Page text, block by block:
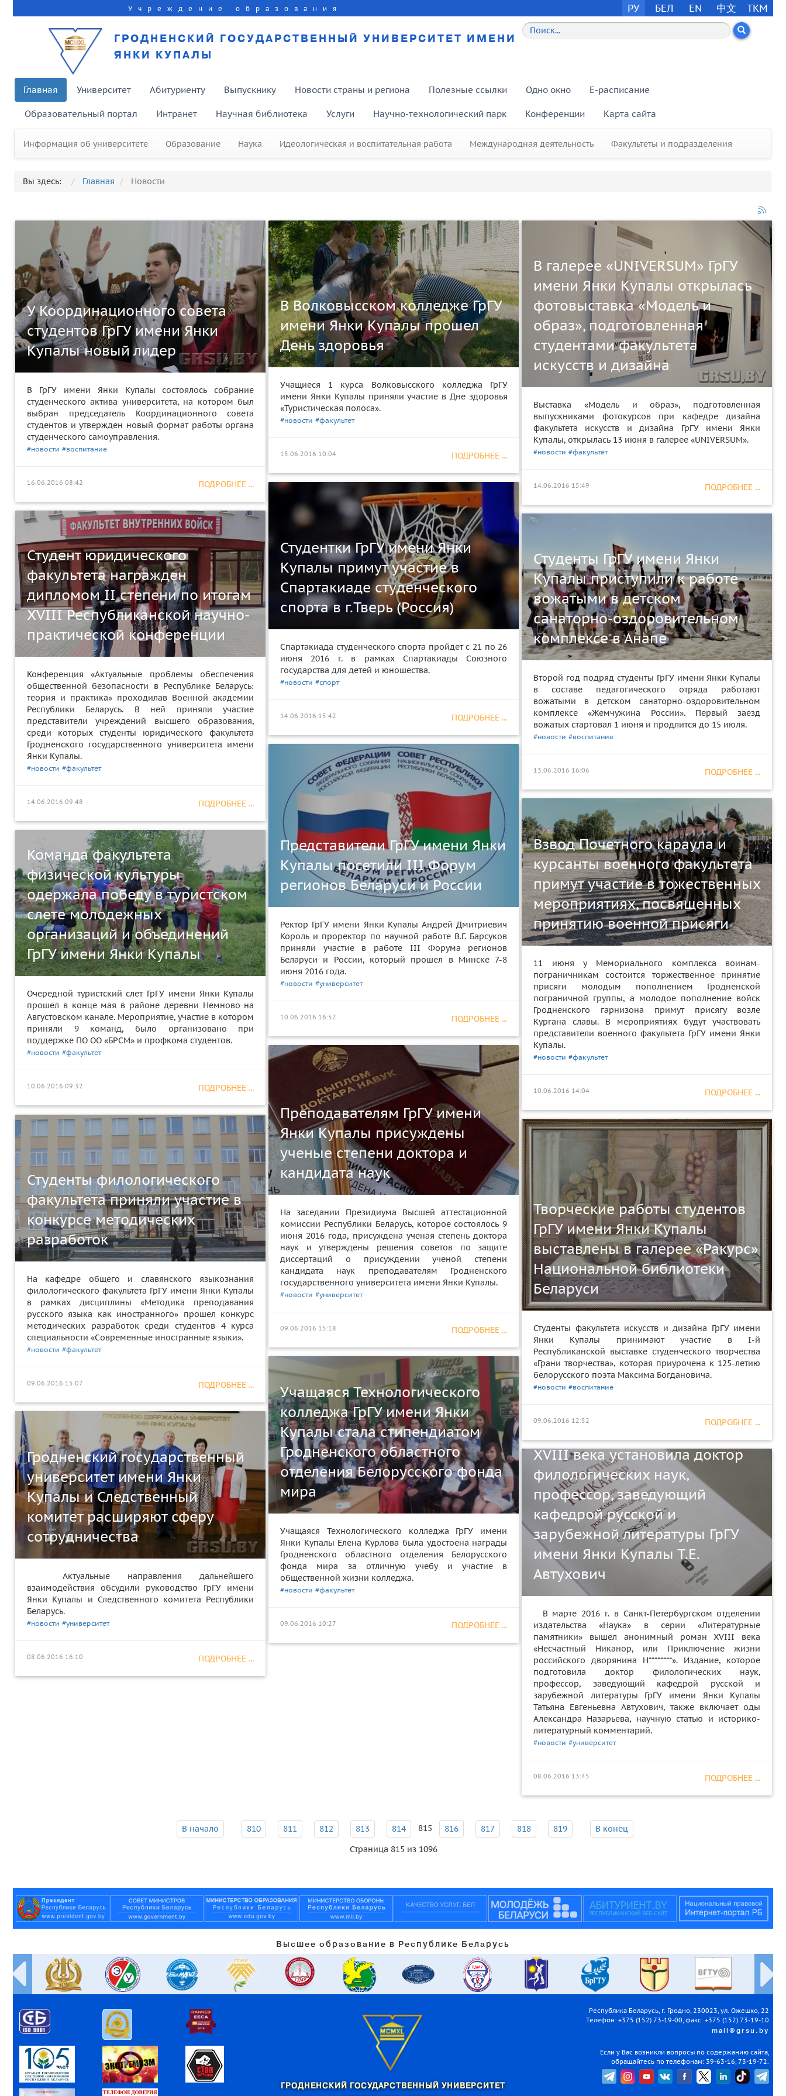
Учреждение образования РУ БЕЛ EN 中文 TKM
ГРОДНЕНСКИЙ ГОСУДАРСТВЕННЫЙ УНИВЕРСИТЕТ ИМЕНИ
ЯНКИ КУПАЛЫ
Главная Университет Абитуриенту Выпускнику Новости страны и региона Полезные ссылки Одно окно E-расписание
Образовательный портал Интранет Научная библиотека Услуги Научно-технологический парк Конференции Карта сайта
Информация об университете Образование Наука Идеологическая и воспитательная работа Международная деятельность Факультеты и подразделения
Вы здесь: Главная Новости
У Координационного совета
студентов ГрГУ имени Янки
Купалы новый лидер
В ГрГУ имени Янки Купалы состоялось собрание
студенческого актива университета, на котором был
выбран председатель Координационного совета
студентов и утвержден новый формат работы органа
студенческого самоуправления.
#новости #воспитание
ПОДРОБНЕЕ ...
16.06.2016 08:42
В Волковысском колледже ГрГУ
имени Янки Купалы прошел
День здоровья
Учащиеся 1 курса Волковысского колледжа ГрГУ
имени Янки Купалы приняли участие в Дне здоровья
«Туристическая полоса».
#новости #факультет
ПОДРОБНЕЕ ...
15.06.2016 10:04
В галерее «UNIVERSUM» ГрГУ
имени Янки Купалы открылась
фотовыставка «Модель и
образ», подготовленная
студентами факультета
искусств и дизайна
Выставка «Модель и образ», подготовленная
выпускниками фотокурсов при кафедре дизайна
факультета искусств и дизайна ГрГУ имени Янки
Купалы, открылась 13 июня в галерее «UNIVERSUM».
#новости #факультет
ПОДРОБНЕЕ ...
14.06.2016 15:49
Студентки ГрГУ имени Янки
Купалы примут участие в
Спартакиаде студенческого
спорта в г.Тверь (Россия)
Спартакиада студенческого спорта пройдет с 21 по 26
июня 2016 г. в рамках Спартакиады Союзного
государства для детей и юношества.
#новости #спорт
ПОДРОБНЕЕ ...
14.06.2016 15:42
Студент юридического
факультета награжден
дипломом II степени по итогам
XVIII Республиканской научно-
практической конференции
Конференция «Актуальные проблемы обеспечения
общественной безопасности в Республике Беларусь:
теория и практика» проходилав Военной академии
Республики Беларусь. В ней приняли участие
представители учреждений высшего образования,
среди которых студенты юридического факультета
Гродненского государственного университета имени
Янки Купалы.
#новости #факультет
ПОДРОБНЕЕ ...
14.06.2016 09:48
Студенты ГрГУ имени Янки
Купалы приступили к работе
вожатыми в детском
санаторно-оздоровительном
комплексе в Анапе
Второй год подряд студенты ГрГУ имени Янки Купалы
в составе педагогического отряда работают
вожатыми в детском санаторно-оздоровительном
комплексе «Жемчужина России». Первый заезд
вожатых стартовал 1 июня и продлится до 15 июля.
#новости #воспитание
ПОДРОБНЕЕ ...
13.06.2016 16:06
Представители ГрГУ имени Янки
Купалы посетили III Форум
регионов Беларуси и России
Ректор ГрГУ имени Янки Купалы Андрей Дмитриевич
Король и проректор по научной работе В.Г. Барсуков
приняли участие в работе III Форума регионов
Беларуси и России, который прошел в Минске 7-8
июня 2016 года.
#новости #университет
ПОДРОБНЕЕ ...
10.06.2016 16:52
Взвод Почетного караула и
курсанты военного факультета
примут участие в тожественных
мероприятиях, посвященных
принятию военной присяги
11 июня у Мемориального комплекса воинам-
пограничникам состоится торжественное принятие
присяги молодым пополнением Гродненской
пограничной группы, а молодое пополнение войск
Гродненского гарнизона примут присягу возле
Кургана славы. В мероприятиях будут участвовать
представители военного факультета ГрГУ имени Янки
Купалы.
#новости #факультет
ПОДРОБНЕЕ ...
10.06.2016 14:04
Команда факультета
физической культуры
одержала победу в туристском
слете молодежных
организаций и объединений
ГрГУ имени Янки Купалы
Очередной туристский слет ГрГУ имени Янки Купалы
прошел в конце мая в районе деревни Немново на
Августовском канале. Мероприятие, участие в котором
приняли 9 команд, было организовано при
поддержке ПО ОО «БРСМ» и профкома студентов.
#новости #факультет
ПОДРОБНЕЕ ...
10.06.2016 09:32
Преподавателям ГрГУ имени
Янки Купалы присуждены
ученые степени доктора и
кандидата наук
На заседании Президиума Высшей аттестационной
комиссии Республики Беларусь, которое состоялось 9
июня 2016 года, присуждена ученая степень доктора
наук и утверждены решения советов по защите
диссертаций о присуждении ученой степени
кандидата наук преподавателям Гродненского
государственного университета имени Янки Купалы.
#новости #университет
ПОДРОБНЕЕ ...
09.06.2016 15:18
Студенты филологического
факультета приняли участие в
конкурсе методических
разработок
На кафедре общего и славянского языкознания
филологического факультета ГрГУ имени Янки Купалы
в рамках дисциплины «Методика преподавания
русского языка как иностранного» прошел конкурс
методических разработок среди студентов 4 курса
специальности «Современные иностранные языки».
#новости #факультет
ПОДРОБНЕЕ ...
09.06.2016 15:07
Творческие работы студентов
ГрГУ имени Янки Купалы
выставлены в галерее «Ракурс»
Национальной библиотеки
Беларуси
Студенты факультета искусств и дизайна ГрГУ имени
Янки Купалы принимают участие в I-й
Республиканской выставке студенческого творчества
«Грани творчества», которая приурочена к 125-летию
белорусского поэта Максима Богдановича.
#новости #воспитание
ПОДРОБНЕЕ ...
09.06.2016 12:52
Учащаяся Технологического
колледжа ГрГУ имени Янки
Купалы стала стипендиатом
Гродненского областного
отделения Белорусского фонда
мира
Учащаяся Технологического колледжа ГрГУ имени
Янки Купалы Елена Курлова была удостоена награды
Гродненского областного отделения Белорусского
фонда мира за отличную учебу и участие в
общественной жизни колледжа.
#новости #факультет
ПОДРОБНЕЕ ...
09.06.2016 10:27
Гродненский государственный
университет имени Янки
Купалы и Следственный
комитет расширяют сферу
сотрудничества
Актуальные направления дальнейшего
взаимодействия обсудили руководство ГрГУ имени
Янки Купалы и Следственного комитета Республики
Беларусь.
#новости #университет
ПОДРОБНЕЕ ...
08.06.2016 16:10
XVIII века установила доктор
филологических наук,
профессор, заведующий
кафедрой русской и
зарубежной литературы ГрГУ
имени Янки Купалы Т.Е.
Автухович
В марте 2016 г. в Санкт-Петербургском отделении
издательства «Наука» в серии «Литературные
памятники» вышел анонимный роман XVIII века
«Несчастный Никанор, или Приключение жизни
российского дворянина Н********». Издание, которое
подготовила доктор филологических наук,
профессор, заведующий кафедрой русской и
зарубежной литературы ГрГУ имени Янки Купалы
Татьяна Евгеньевна Автухович, также включает оды
Александра Назарьева, научную статью и историко-
литературный комментарий.
#новости #университет
ПОДРОБНЕЕ ...
08.06.2016 13:45
В начало 810 811 812 813 814 815 816 817 818 819
В конец
Страница 815 из 1096
Высшее образование в Республике Беларусь
ГРОДНЕНСКИЙ ГОСУДАРСТВЕННЫЙ УНИВЕРСИТЕТ
Республика Беларусь, г. Гродно, 230023, ул. Ожешко, 22
Телефон: +375 (152) 73-19-00, факс: +375 (152) 73-19-10
mail@grsu.by
Если у Вас возникли вопросы по содержанию сайта,
обращайтесь по телефонам: 39-63-16, 73-19-72.